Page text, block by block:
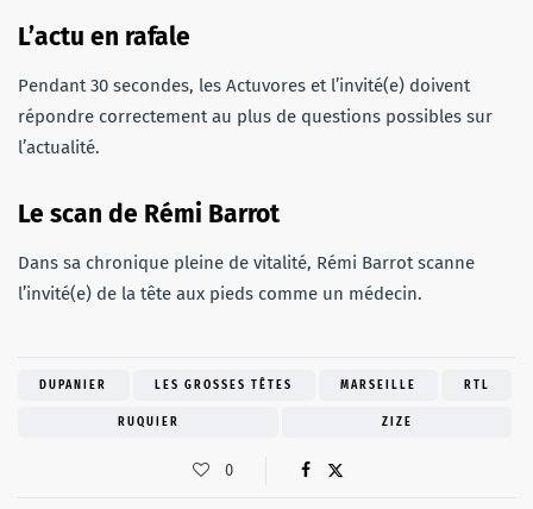
L’actu en rafale
Pendant 30 secondes, les Actuvores et l’invité(e) doivent
répondre correctement au plus de questions possibles sur
l’actualité.
Le scan de Rémi Barrot
Dans sa chronique pleine de vitalité, Rémi Barrot scanne
l’invité(e) de la tête aux pieds comme un médecin.
DUPANIER LES GROSSES TÊTES MARSEILLE RTL
RUQUIER ZIZE
0